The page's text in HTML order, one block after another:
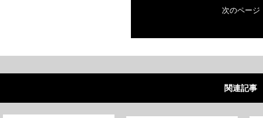
次のページ
関連記事